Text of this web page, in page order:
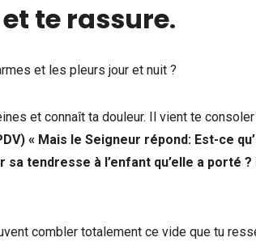
te rassure.
et les pleurs jour et nuit ?
et connaît ta douleur. Il vient te
« Mais le Seigneur répond: Est-ce
tendresse à l’enfant qu’elle a porté
combler totalement ce vide que tu